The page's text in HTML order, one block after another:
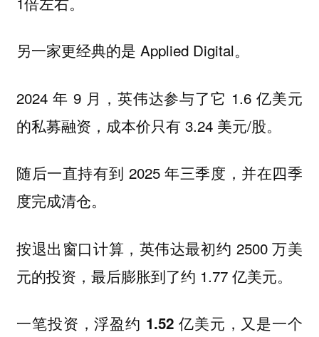
另一家更经典的是 Applied Digital。
2024 年 9 月，英伟达参与了它 1.6 亿美元
的私募融资，成本价只有 3.24 美元/股。
随后一直持有到 2025 年三季度，并在四季
度完成清仓。
按退出窗口计算，英伟达最初约 2500 万美
元的投资，最后膨胀到了约 1.77 亿美元。
一笔投资，浮盈约 1.52 亿美元 ，又是一个